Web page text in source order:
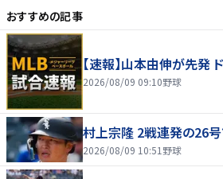
おすすめの記事
【速報】山本由伸が先発
2026/08/09 09:10野球
村上宗隆 2戦連発の26
2026/08/09 10:51 野球